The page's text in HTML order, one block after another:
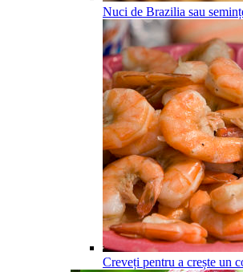
Nuci de Brazilia sau
Creveți pentru a crește un